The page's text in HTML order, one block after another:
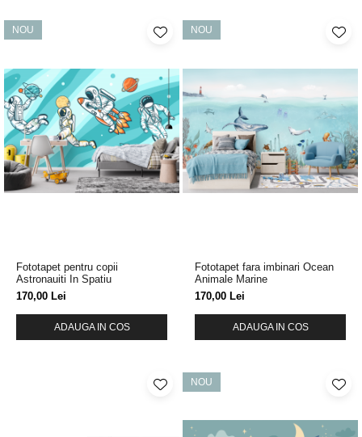
NOU
Fototapet pentru copii
Astronauiti In Spatiu
170,00 Lei
ADAUGA IN COS
NOU
Fototapet fara imbinari Ocean
Animale Marine
170,00 Lei
ADAUGA IN COS
NOU